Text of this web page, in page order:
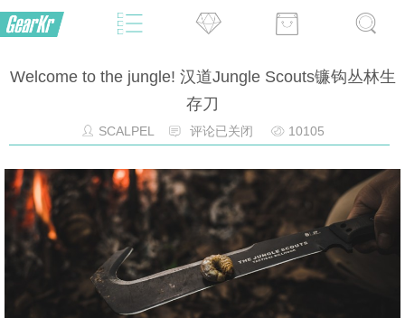
Welcome to the jungle! 汉道Jungle Scouts镰钩丛林生
存刀
SCALPEL 评论已关闭 10105